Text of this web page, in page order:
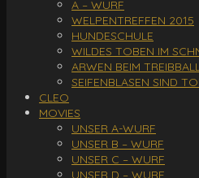
A – WURF
WELPENTREFFEN 2015
HUNDESCHULE
WILDES TOBEN IM
ARWEN BEIM
SEIFENBLASEN SIND
CLEO
MOVIES
UNSER A-WURF
UNSER B – WURF
UNSER C – WURF
UNSER D – WURF